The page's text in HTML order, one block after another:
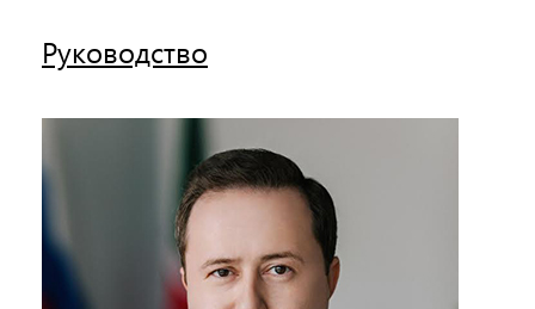
Руководство